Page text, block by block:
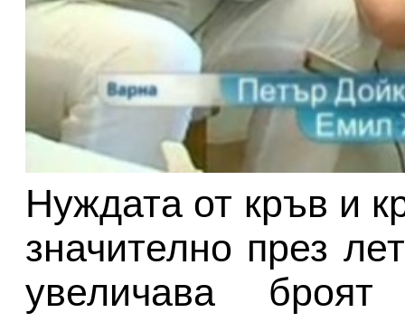
Нуждата от кръв и
значително през
увеличава